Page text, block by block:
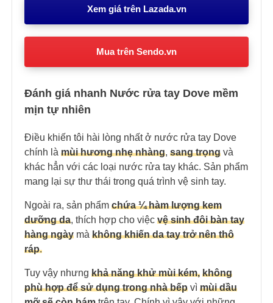
Xem giá trên Lazada.vn
Mua trên Sendo.vn
Đánh giá nhanh Nước rửa tay Dove mềm
mịn tự nhiên
Điều khiến tôi hài lòng nhất ở nước rửa tay Dove
chính là mùi hương nhẹ nhàng, sang trọng và
khác hẳn với các loại nước rửa tay khác. Sản phẩm
mang lại sự thư thái trong quá trình vệ sinh tay.
Ngoài ra, sản phẩm chứa ¼ hàm lượng kem
dưỡng da, thích hợp cho việc vệ sinh đôi bàn tay
hàng ngày mà không khiến da tay trở nên thô
ráp.
Tuy vậy nhưng khả năng khử mùi kém, không
phù hợp để sử dụng trong nhà bếp vì mùi dầu